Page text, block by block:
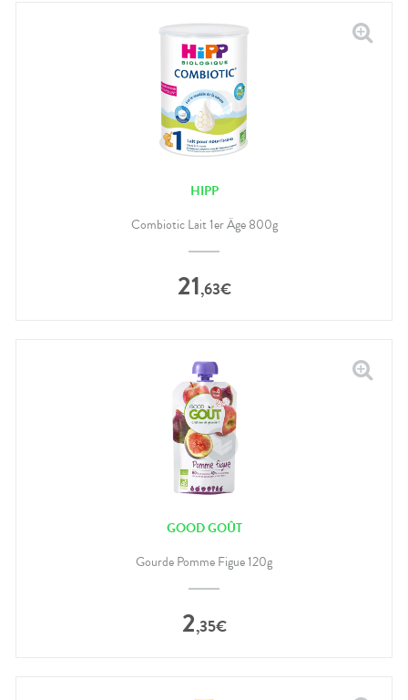
HIPP
Combiotic Lait 1er Âge 800g
21,63€
GOOD GOÛT
Gourde Pomme Figue 120g
2,35€